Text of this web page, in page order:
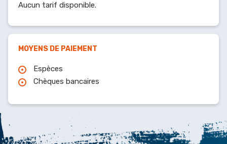
Aucun tarif disponible.
MOYENS DE PAIEMENT
Espèces
Chèques bancaires